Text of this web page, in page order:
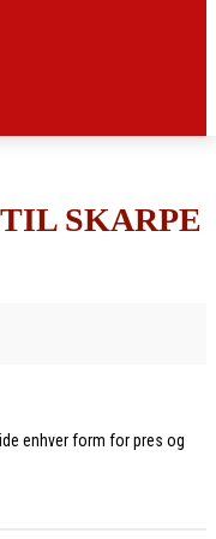
SKARPE
enhver form for pres og